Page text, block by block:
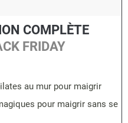
COMPLÈTE
FRIDAY
au mur pour maigrir
pour maigrir sans se